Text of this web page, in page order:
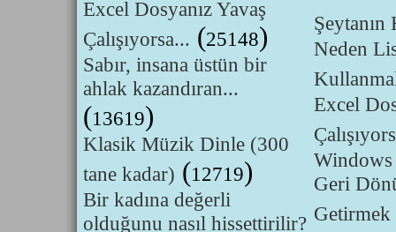
Excel Dosyanız Yavaş
Çalışıyorsa... (25148)
Sabır, insana üstün bir
ahlak kazandıran...
(13619)
Klasik Müzik Dinle (300
tane kadar) (12719)
Bir kadına değerli
olduğunu nasıl hissettirilir?
Şeytanın
Neden
Excel
Windows
Geri
Getirmek